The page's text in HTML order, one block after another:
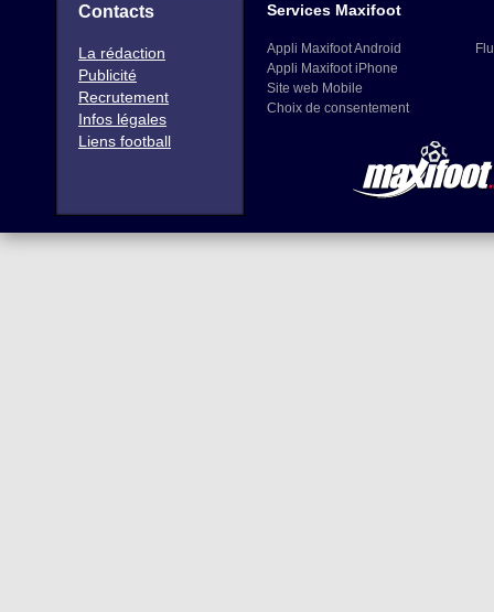
Contacts
La rédaction
Publicité
Recrutement
Infos légales
Liens football
Services Maxifoot
Appli Maxifoot Android
Appli Maxifoot iPhone
Site web Mobile
Choix de consentement